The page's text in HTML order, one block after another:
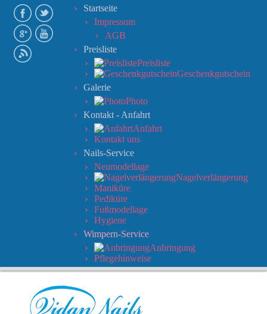
Startseite
Impressum
AGB
Preisliste
Preisliste
Geschenkgutschein
Galerie
Photo
Kontakt - Anfahrt
Anfahrt
Kontakt uns
Nails-Service
Neumodellage
Nagelverlängerung
Maniküre
Pediküre
Fußmodellage
Hygiene
Wimpern-Service
Anbringung
Pflegehinweise